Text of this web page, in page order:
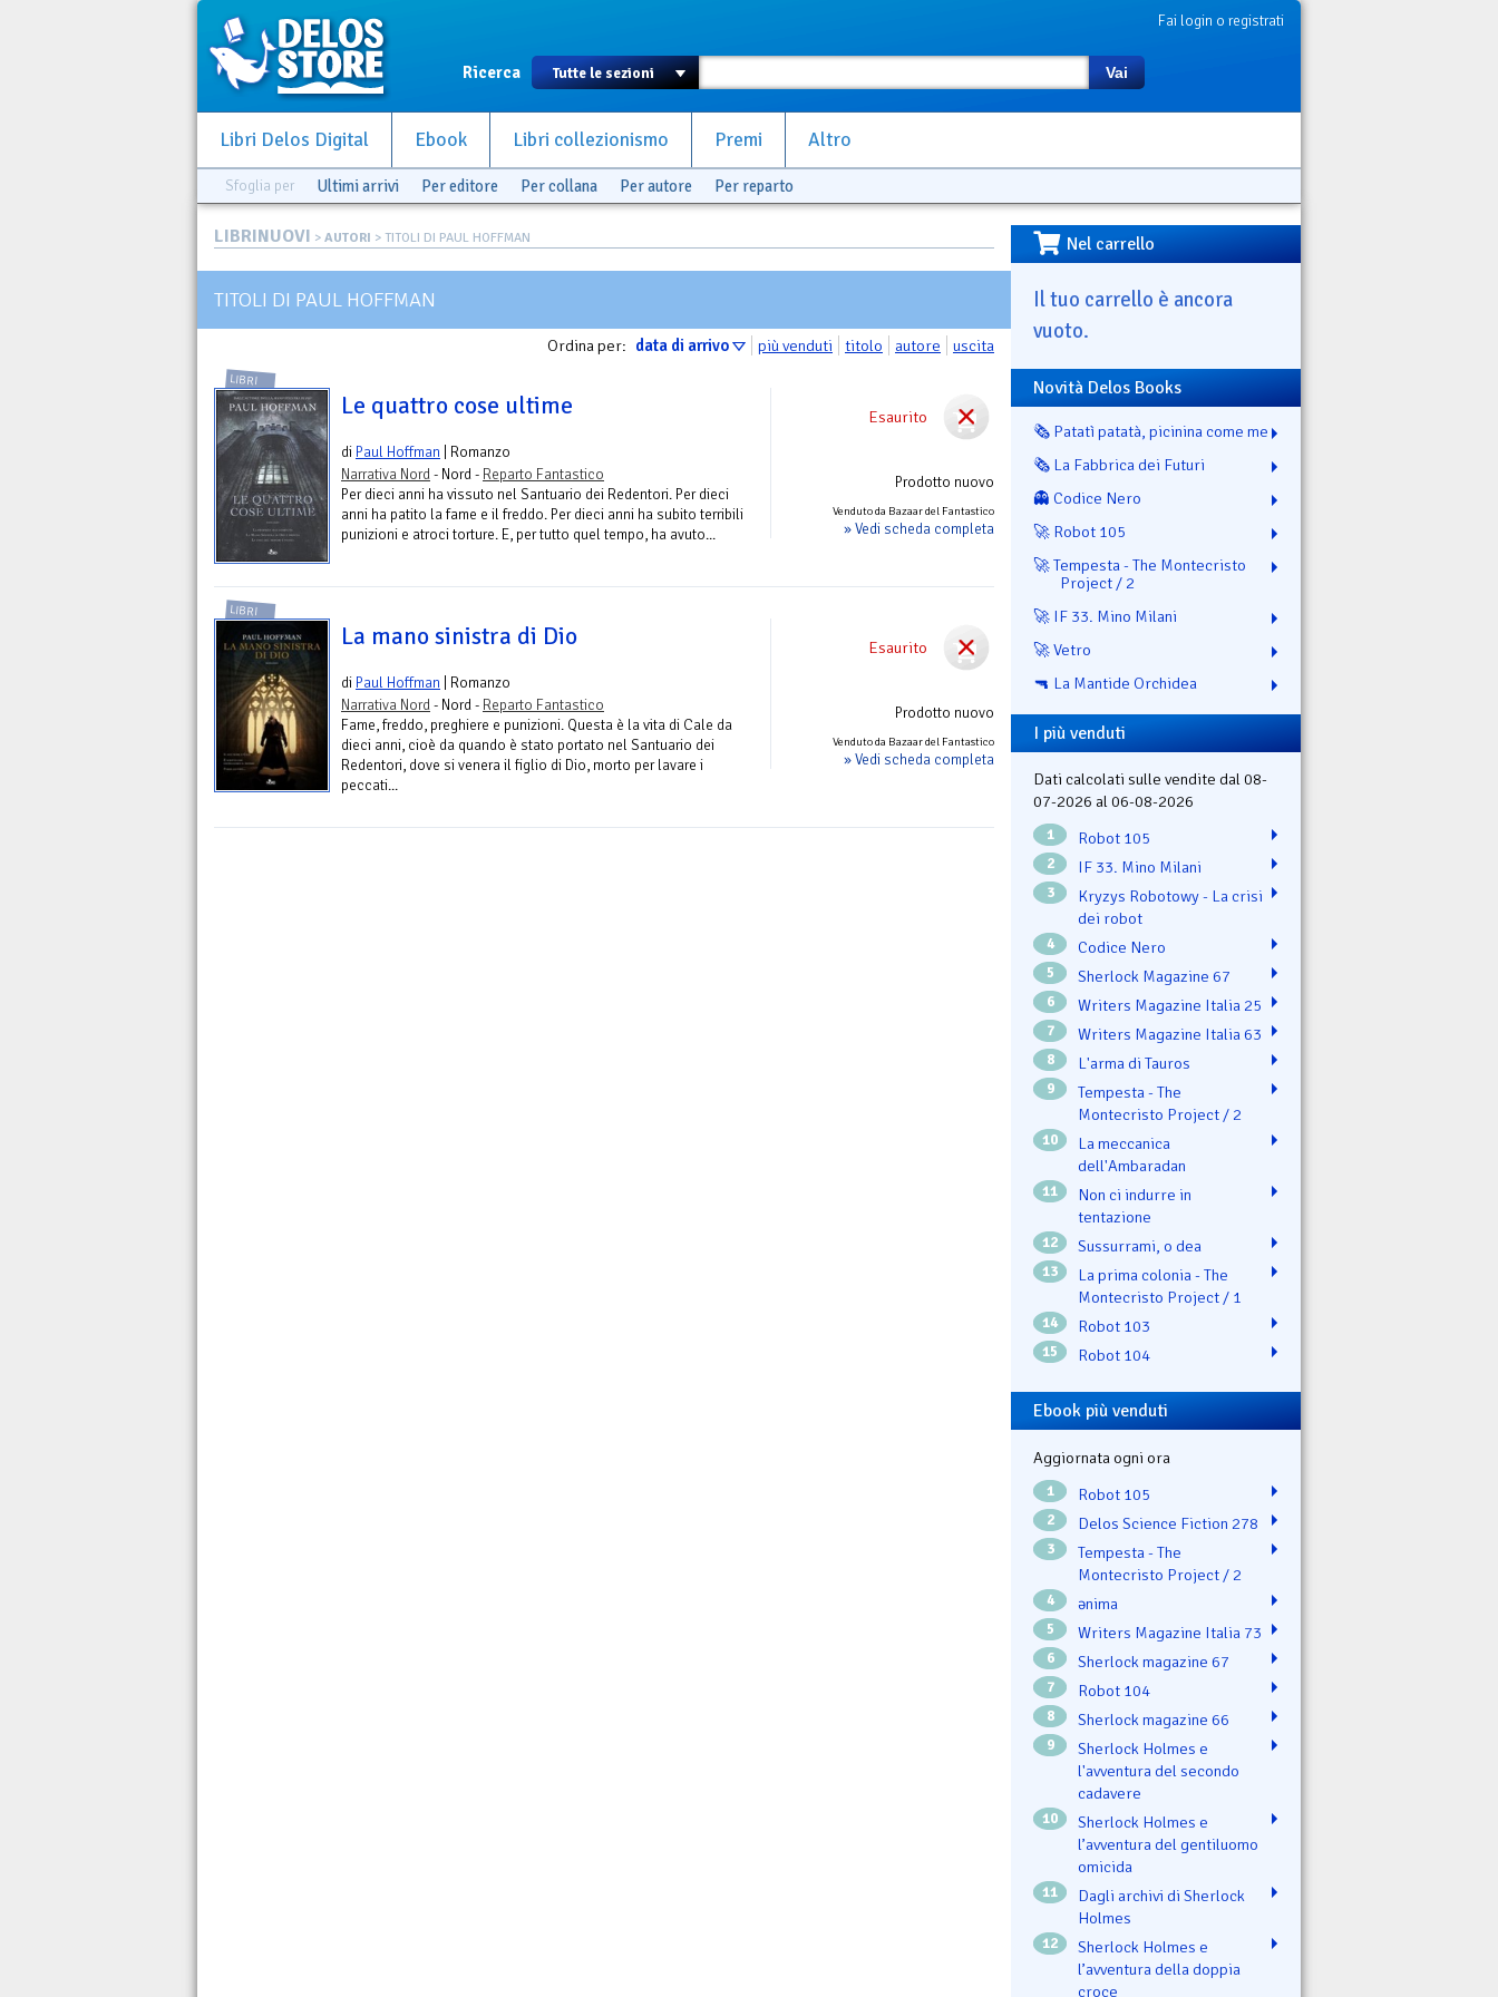
Fai login o registrati
Ricerca Vai
Libri Delos Digital Ebook Libri collezionismo Premi Altro
Sfoglia per Ultimi arrivi Per editore Per collana Per autore Per reparto
LIBRINUOVI > AUTORI > TITOLI DI PAUL HOFFMAN
TITOLI DI PAUL HOFFMAN
Ordina per: data di arrivo più venduti titolo autore uscita
Esaurito
Prodotto nuovo
Venduto da Bazaar del Fantastico
» Vedi scheda completa
LIBRI
Le quattro cose ultime
di Paul Hoffman | Romanzo
Narrativa Nord- Nord - Reparto Fantastico
Per dieci anni ha vissuto nel Santuario dei Redentori. Per dieci
anni ha patito la fame e il freddo. Per dieci anni ha subito terribili
punizioni e atroci torture. E, per tutto quel tempo, ha avuto...
Esaurito
Prodotto nuovo
Venduto da Bazaar del Fantastico
» Vedi scheda completa
LIBRI
La mano sinistra di Dio
di Paul Hoffman | Romanzo
Narrativa Nord- Nord - Reparto Fantastico
Fame, freddo, preghiere e punizioni. Questa è la vita di Cale da
dieci anni, cioè da quando è stato portato nel Santuario dei
Redentori, dove si venera il figlio di Dio, morto per lavare i
peccati...
Nel carrello
Il tuo carrello è ancora
vuoto.
Novità Delos Books
🗞️ Patatì patatà, picinina come me
🗞️ La Fabbrica dei Futuri
👻 Codice Nero
🚀 Robot 105
🚀 Tempesta - The Montecristo
Project / 2
🚀 IF 33. Mino Milani
🚀 Vetro
🔫 La Mantide Orchidea
I più venduti
Dati calcolati sulle vendite dal 08-
07-2026 al 06-08-2026
1 Robot 105
2 IF 33. Mino Milani
3
Kryzys Robotowy - La crisi
dei robot
4 Codice Nero
5 Sherlock Magazine 67
6 Writers Magazine Italia 25
7 Writers Magazine Italia 63
8 L'arma di Tauros
9
Tempesta - The
Montecristo Project / 2
10
La meccanica
dell'Ambaradan
11
Non ci indurre in
tentazione
12 Sussurrami, o dea
13
La prima colonia - The
Montecristo Project / 1
14 Robot 103
15 Robot 104
Ebook più venduti
Aggiornata ogni ora
1 Robot 105
2 Delos Science Fiction 278
3
Tempesta - The
Montecristo Project / 2
4 ənima
5 Writers Magazine Italia 73
6 Sherlock magazine 67
7 Robot 104
8 Sherlock magazine 66
9
Sherlock Holmes e
l'avventura del secondo
cadavere
10
Sherlock Holmes e
l’avventura del gentiluomo
omicida
11
Dagli archivi di Sherlock
Holmes
12
Sherlock Holmes e
l’avventura della doppia
croce